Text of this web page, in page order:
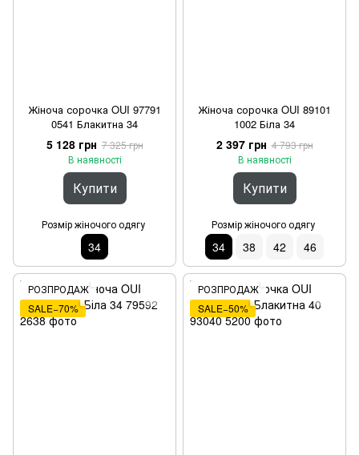
Жіноча сорочка OUI 97791
0541 Блакитна 34
5 128 грн 7 325 грн
В наявності
Купити
Розмір жіночого одягу
34
Жіноча сорочка OUI 89101
1002 Біла 34
2 397 грн 4 793 грн
В наявності
Купити
Розмір жіночого одягу
34 38 42 46
РОЗПРОДАЖ
SALE−70%
РОЗПРОДАЖ
SALE−50%